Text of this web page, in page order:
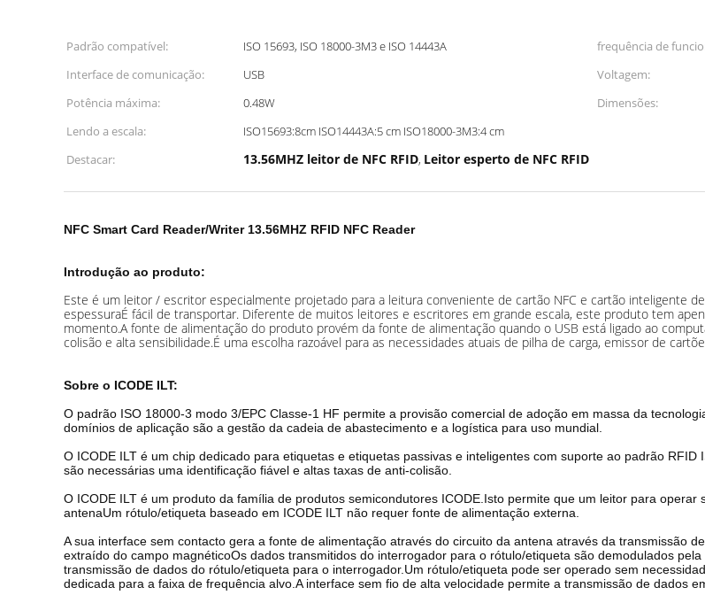
Padrão compatível: ISO 15693, ISO 18000-3M3 e ISO 14443A frequência de
Interface de comunicação:
USB Voltagem:
Potência máxima:
0.48W Dimensões:
Lendo a escala:
ISO15693:8cm ISO14443A:5 cm ISO18000-3M3:4 cm
Destacar:
13.56MHZ leitor de NFC RFID, Leitor esperto de NFC RFID
NFC Smart Card Reader/Writer 13.56MHZ RFID NFC Reader
Introdução ao produto:
Este é um leitor / escritor especialmente projetado para a leitura conveniente de cartão NFC e cartão inteligente
espessuraÉ fácil de transportar. Diferente de muitos leitores e escritores em grande escala, este produto tem
momento.A fonte de alimentação do produto provém da fonte de alimentação quando o USB está ligado ao
colisão e alta sensibilidade.É uma escolha razoável para as necessidades atuais de pilha de carga, emissor de
Sobre o ICODE ILT:
O padrão ISO 18000-3 modo 3/EPC Classe-1 HF permite a provisão comercial de adoção em massa da
domínios de aplicação são a gestão da cadeia de abastecimento e a logística para uso mundial.
O ICODE ILT é um chip dedicado para etiquetas e etiquetas passivas e inteligentes com suporte ao padrão
são necessárias uma identificação fiável e altas taxas de anti-colisão.
O ICODE ILT é um produto da família de produtos semicondutores ICODE.Isto permite que um leitor para
antenaUm rótulo/etiqueta baseado em ICODE ILT não requer fonte de alimentação externa.
A sua interface sem contacto gera a fonte de alimentação através do circuito da antena através da transmissão
extraído do campo magnéticoOs dados transmitidos do interrogador para o rótulo/etiqueta são demodulados
transmissão de dados do rótulo/etiqueta para o interrogador.Um rótulo/etiqueta pode ser operado sem
dedicada para a faixa de frequência alvo.A interface sem fio de alta velocidade permite a transmissão de dados